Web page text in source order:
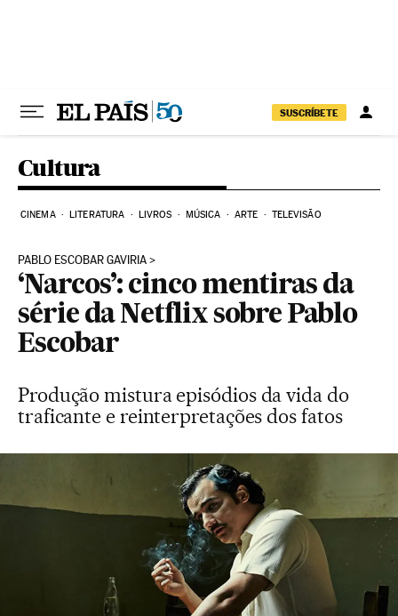
SUSCRÍBETE
Cultura
CINEMA LITERATURA LIVROS MÚSICA ARTE TELEVISÃO
PABLO ESCOBAR GAVIRIA
‘Narcos’: cinco mentiras da
série da Netflix sobre Pablo
Escobar
Produção mistura episódios da vida do
traficante e reinterpretações dos fatos